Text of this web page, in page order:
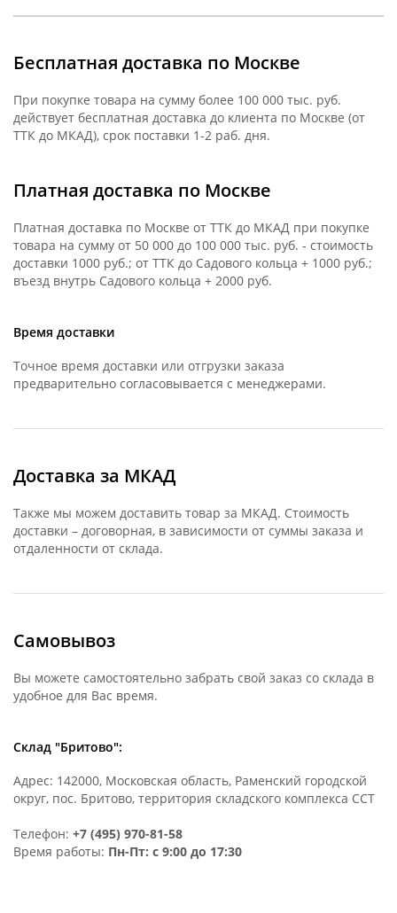
Бесплатная доставка по Москве
При покупке товара на сумму более 100 000 тыс. руб.
действует бесплатная доставка до клиента по Москве (от
ТТК до МКАД), срок поставки 1-2 раб. дня.
Платная доставка по Москве
Платная доставка по Москве от ТТК до МКАД при покупке
товара на сумму от 50 000 до 100 000 тыс. руб. - стоимость
доставки 1000 руб.; от ТТК до Садового кольца + 1000 руб.;
въезд внутрь Садового кольца + 2000 руб.
Время доставки
Точное время доставки или отгрузки заказа
предварительно согласовывается с менеджерами.
Доставка за МКАД
Также мы можем доставить товар за МКАД. Стоимость
доставки – договорная, в зависимости от суммы заказа и
отдаленности от склада.
Самовывоз
Вы можете самостоятельно забрать свой заказ со склада в
удобное для Вас время.
Склад "Бритово":
Адрес: 142000, Московская область, Раменский городской
округ, пос. Бритово, территория складского комплекса ССТ
Телефон: +7 (495) 970-81-58
Время работы: Пн-Пт: с 9:00 до 17:30